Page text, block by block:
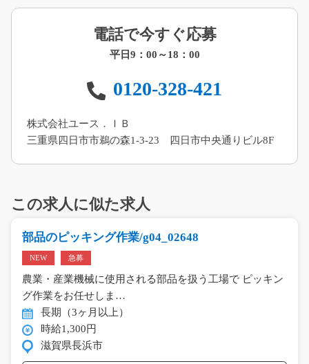
電話で今すぐ応募
平日9：00～18：00
0120-328-421
株式会社ユース．ＩＢ
三重県四日市市鵜の森1-3-23 四日市中央通りビル8F
この求人に似た求人
部品のピッキング作業/g04_02648
NEW 急募
農業・産業機械に使用される部品を扱う工場で ピッキン
グ作業をお任せしま…
長期（3ヶ月以上）
時給1,300円
滋賀県長浜市